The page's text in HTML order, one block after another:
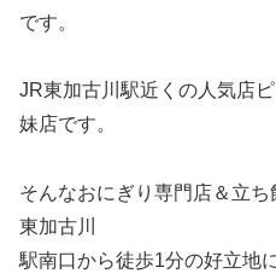
です。
JR東加古川駅近くの人気店
妹店です。
そんなおにぎり専門店＆立
東加古川
駅南口から徒歩1分の好立地